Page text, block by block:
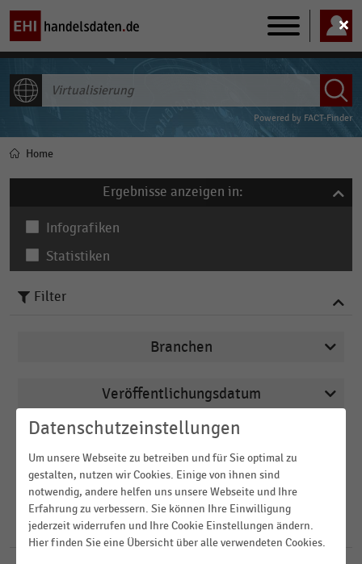
Main
navigation
Powered by FACT-Finder
Pfadnavigation
Home
Ergebnisse anzeigen in:
Infografiken
Statistiken
11Ergebnisse fürVirtualisierung
Filter
Branchen
Deutschsprachiger Einzelhandel
Drogerien und Drogeriemärkte
E-Commerce
Einkaufsverhalten
Lebensmittelhandel
Veröffentlichungsdatum
2019
2016
2015
2014
2013
Deutschland
Österreich
FILTER ZURÜCKSETZEN
Datenschutzeinstellungen
Um unsere Webseite zu betreiben und für Sie optimal zu
gestalten, nutzen wir Cookies. Einige von ihnen sind
notwendig, andere helfen uns unsere Webseite und Ihre
Erfahrung zu verbessern. Sie können Ihre Einwilligung
jederzeit widerrufen und Ihre Cookie Einstellungen ändern.
Hier finden Sie eine Übersicht über alle verwendeten Cookies.